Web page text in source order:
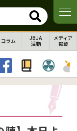
コラム
JBJA
活動
メディア
掲載